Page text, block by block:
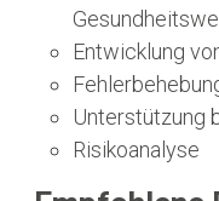
Entwicklung
Unterstützung
Risikoanalyse